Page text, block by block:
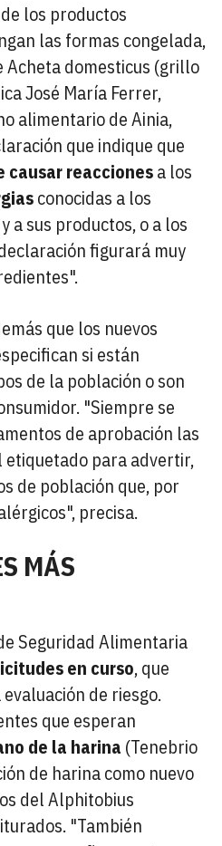
los productos
las formas congelada,
Acheta domesticus (grillo
José María Ferrer,
alimentario de Ainia,
que indique que
causar reaccionesa los
conocidas a los
a sus productos, o a los
figurará muy
que los nuevos
si están
de la población o son
"Siempre se
de aprobación las
etiquetado para advertir,
de población que, por
precisa.
MÁS
Seguridad Alimentaria
en curso, que
de riesgo.
que esperan
de la harina (Tenebrio
de harina como nuevo
del Alphitobius
"También